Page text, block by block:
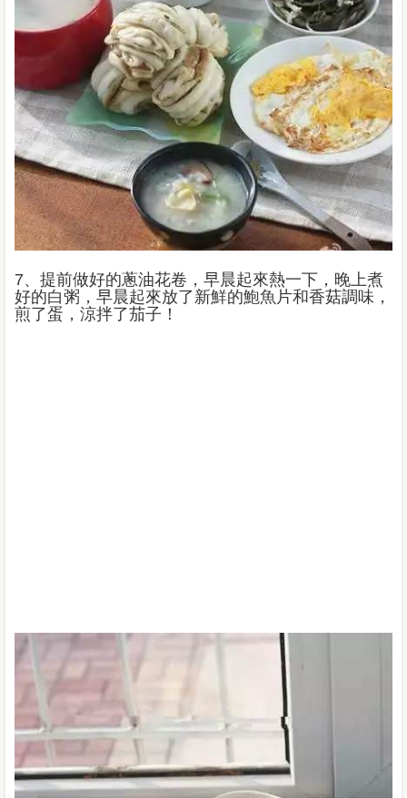
7、提前做好的蔥油花卷，早晨起來熱一下，晚上煮
好的白粥，早晨起來放了新鮮的鮑魚片和香菇調味，
煎了蛋，涼拌了茄子！